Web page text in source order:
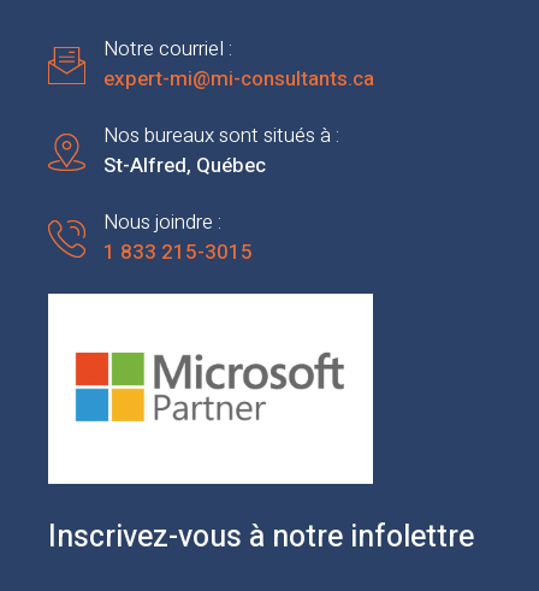
Notre courriel :
expert-mi@mi-consultants.ca
Nos bureaux sont situés à :
St-Alfred, Québec
Nous joindre :
1 833 215-3015
Inscrivez-vous à notre infolettre